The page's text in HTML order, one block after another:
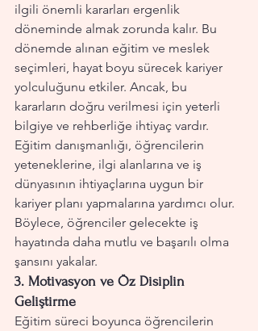
ilgili önemli kararları ergenlik
döneminde almak zorunda kalır. Bu
dönemde alınan eğitim ve meslek
seçimleri, hayat boyu sürecek kariyer
yolculuğunu etkiler. Ancak, bu
kararların doğru verilmesi için yeterli
bilgiye ve rehberliğe ihtiyaç vardır.
Eğitim danışmanlığı, öğrencilerin
yeteneklerine, ilgi alanlarına ve iş
dünyasının ihtiyaçlarına uygun bir
kariyer planı yapmalarına yardımcı olur.
Böylece, öğrenciler gelecekte iş
hayatında daha mutlu ve başarılı olma
şansını yakalar.
3. Motivasyon ve Öz Disiplin
Geliştirme
Eğitim süreci boyunca öğrencilerin